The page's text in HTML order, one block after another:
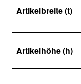
Artikelbreite (t)
Artikelhöhe (h)